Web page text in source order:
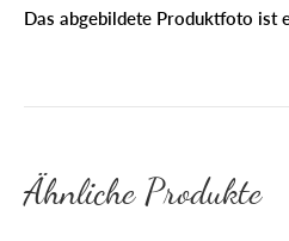
Das abgebildete Produktfoto ist
Ähnliche Produkte